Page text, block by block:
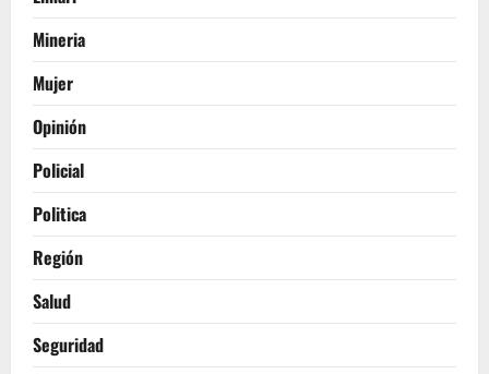
Mineria
Mujer
Opinión
Policial
Politica
Región
Salud
Seguridad